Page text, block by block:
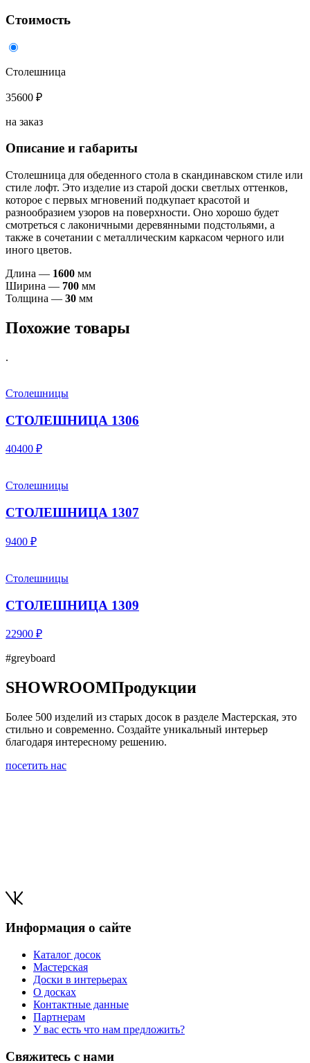
Стоимость
Столешница
35600 ₽
на заказ
Описание и габариты
Столешница для обеденного стола в скандинавском стиле или
стиле лофт. Это изделие из старой доски светлых оттенков,
которое с первых мгновений подкупает красотой и
разнообразием узоров на поверхности. Оно хорошо будет
смотреться с лаконичными деревянными подстольями, а
также в сочетании с металлическим каркасом черного или
иного цветов.
Длина — 1600 мм
Ширина — 700 мм
Толщина — 30 мм
Похожие товары
.
Столешницы
СТОЛЕШНИЦА 1306
40400 ₽
Столешницы
СТОЛЕШНИЦА 1307
9400 ₽
Столешницы
СТОЛЕШНИЦА 1309
22900 ₽
#greyboard
SHOWROOMПродукции
Более 500 изделий из старых досок в разделе Мастерская, это
стильно и современно. Создайте уникальный интерьер
благодаря интересному решению.
посетить нас
Информация о сайте
Каталог досок
Мастерская
Доски в интерьерах
О досках
Контактные данные
Партнерам
У вас есть что нам предложить?
Свяжитесь с нами